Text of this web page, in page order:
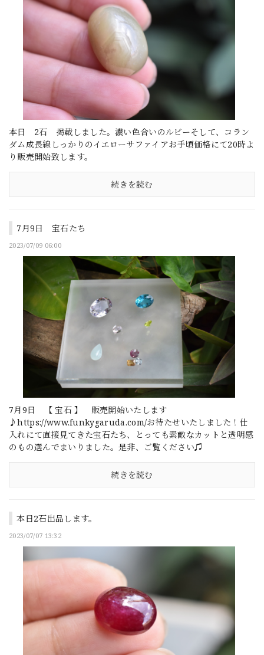
本日 2石 掲載しました。濃い色合いのルビーそして、コラン
ダム成長線しっかりのイエローサファイアお手頃価格にて20時よ
り販売開始致します。
続きを読む
7月9日 宝石たち
2023/07/09 06:00
7月9日 【 宝石 】 販売開始いたします
♪https://www.funkygaruda.com/お待たせいたしました！仕
入れにて直接見てきた宝石たち、とっても素敵なカットと透明感
のもの選んでまいりました。是非、ご覧ください♫
続きを読む
本日2石出品します。
2023/07/07 13:32